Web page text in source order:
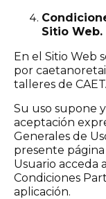
Sitio Web.
En el Sitio Web
por
talleres de
Su uso supone
aceptación
Generales de
presente
Usuario acceda
Condiciones
aplicación.